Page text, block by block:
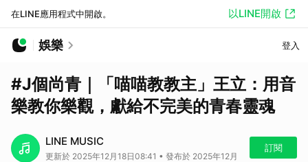
在LINE應用程式中開啟。 以LINE開啟
娛樂 登入
#J個尚青｜「喵喵教教主」王立：用音
樂教你樂觀，獻給不完美的青春靈魂
LINE MUSIC
更新於 2025年12月18日08:41 • 發布於 2025年12月
訂閱